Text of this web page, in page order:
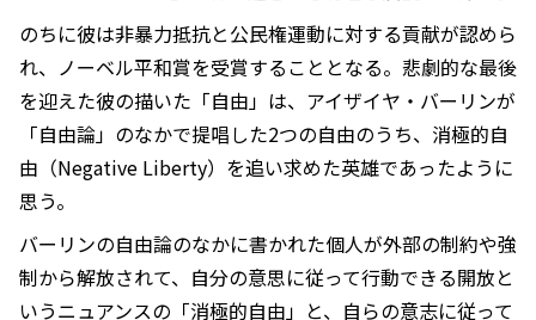
のちに彼は非暴力抵抗と公民権運動に対する貢献が認めら
れ、ノーベル平和賞を受賞することとなる。悲劇的な最後
を迎えた彼の描いた「自由」は、アイザイヤ・バーリンが
「自由論」のなかで提唱した2つの自由のうち、消極的自
由（Negative Liberty）を追い求めた英雄であったように
思う。
バーリンの自由論のなかに書かれた個人が外部の制約や強
制から解放されて、自分の意思に従って行動できる開放と
いうニュアンスの「消極的自由」と、自らの意志に従って